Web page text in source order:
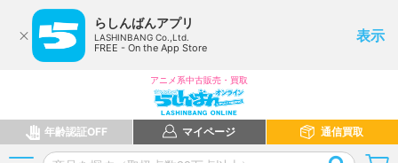
らしんばんアプリ
LASHINBANG Co.,Ltd.
FREE - On the App Store
表示
アニメ系中古販売・買取
年齢認証OFF マイページ 通信買取